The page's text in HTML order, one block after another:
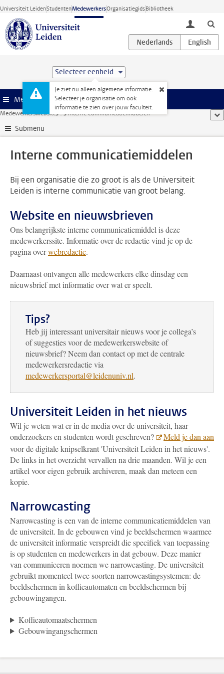
Ga direct naar de inhoud
Universiteit LeidenStudentenMedewerkersOrganisatiegidsBibliotheek
toggle
Selecteer eenheid
Je ziet nu alleen algemene informatie.
Selecteer je organisatie om ook
informatie te zien over jouw faculteit.
Menu
Medewerkerswebsite ... Interne communicatiemiddelen
Submenu
Interne communicatiemiddelen
Bij een organisatie die zo groot is als de Universiteit
Leiden is interne communicatie van groot belang.
Website en nieuwsbrieven
Ons belangrijkste interne communicatiemiddel is deze
medewerkerssite. Informatie over de redactie vind je op de
pagina overwebredactie.
Daarnaast ontvangen alle medewerkers elke dinsdag een
nieuwsbrief met informatie over wat er speelt.
Tips?
Heb jij interessant universitair nieuws voor je collega’s
of suggesties voor de medewerkerswebsite of
nieuwsbrief? Neem dan contact op met de centrale
medewerkersredactie via
medewerkersportal@leidenuniv.nl.
Universiteit Leiden in het nieuws
Wil je weten wat er in de media over de universiteit, haar
onderzoekers en studenten wordt geschreven?
Meld je dan aan
voor de digitale knipselkrant 'Universiteit Leiden in het nieuws'.
De links in het overzicht vervallen na drie maanden. Wil je een
artikel voor eigen gebruik archiveren, maak dan meteen een
kopie.
Narrowcasting
Narrowcasting is een van de interne communicatiemiddelen van
de universiteit. In de gebouwen vind je beeldschermen waarmee
de universiteit informatie verspreidt die specifiek van toepassing
is op studenten en medewerkers in dat gebouw. Deze manier
van communiceren noemen we narrowcasting. De universiteit
gebruikt momenteel twee soorten narrowcastingsystemen: de
beeldschermen in koffieautomaten en beeldschermen bij
gebouwingangen.
Koffieautomaatschermen
Gebouwingangschermen